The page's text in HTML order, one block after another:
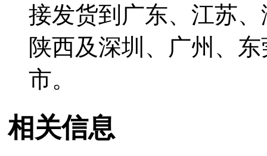
接发货到广东、江苏
陕西及深圳、广州、
市。
相关信息